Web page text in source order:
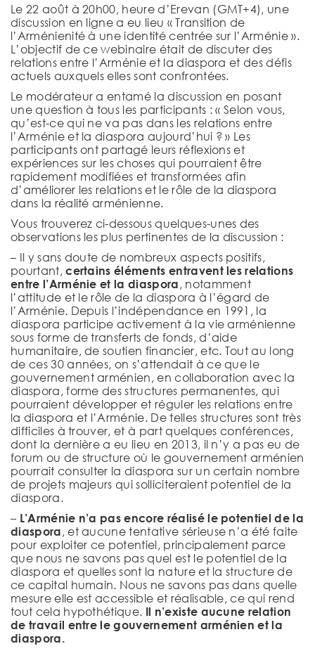
Le 22 août à 20h00, heure d’Erevan (GMT+4), une
discussion en ligne a eu lieu « Transition de
l’Arménienité à une identité centrée sur l’Arménie ».
L’objectif de ce webinaire était de discuter des
relations entre l’Arménie et la diaspora et des défis
actuels auxquels elles sont confrontées.
Le modérateur a entamé la discussion en posant
une question à tous les participants : « Selon vous,
qu’est-ce qui ne va pas dans les relations entre
l’Arménie et la diaspora aujourd’hui ? » Les
participants ont partagé leurs réflexions et
expériences sur les choses qui pourraient être
rapidement modifiées et transformées afin
d’améliorer les relations et le rôle de la diaspora
dans la réalité arménienne.
Vous trouverez ci-dessous quelques-unes des
observations les plus pertinentes de la discussion :
– Il y sans doute de nombreux aspects positifs,
pourtant,certains éléments entravent les relations
entre l’Arménie et la diaspora, notamment
l’attitude et le rôle de la diaspora à l’égard de
l’Arménie. Depuis l’indépendance en 1991, la
diaspora participe activement à la vie arménienne
sous forme de transferts de fonds, d’aide
humanitaire, de soutien financier, etc. Tout au long
de ces 30 années, on s’attendait à ce que le
gouvernement arménien, en collaboration avec la
diaspora, forme des structures permanentes, qui
pourraient développer et réguler les relations entre
la diaspora et l’Arménie. De telles structures sont très
difficiles à trouver, et à part quelques conférences,
dont la dernière a eu lieu en 2013, il n’y a pas eu de
forum ou de structure où le gouvernement arménien
pourrait consulter la diaspora sur un certain nombre
de projets majeurs qui solliciteraient potentiel de la
diaspora.
– L’Arménie n’a pas encore réalisé le potentiel de la
diaspora, et aucune tentative sérieuse n’a été faite
pour exploiter ce potentiel, principalement parce
que nous ne savons pas quel est le potentiel de la
diaspora et quelles sont la nature et la structure de
ce capital humain. Nous ne savons pas dans quelle
mesure elle est accessible et réalisable, ce qui rend
tout cela hypothétique. Il n’existe aucune relation
de travail entre le gouvernement arménien et la
diaspora.